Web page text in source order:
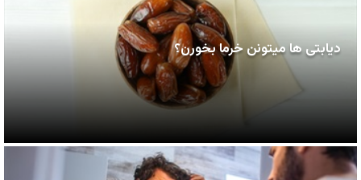
دیابتی ها میتونن خرما بخورن؟